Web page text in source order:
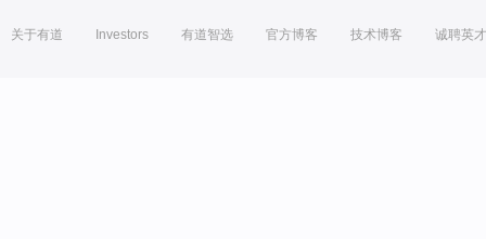
关于有道 Investors 有道智选 官方博客 技术博客 诚聘英才